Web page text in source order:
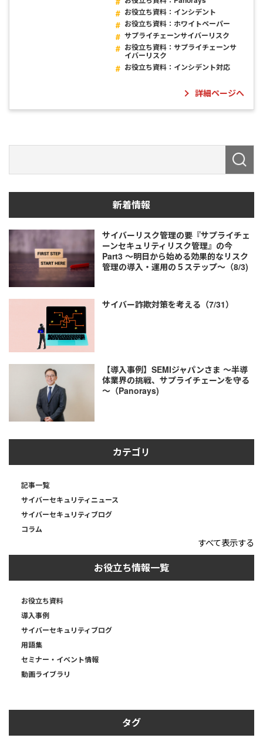
お役立ち資料：インシデント
お役立ち資料：ホワイトペーパー
サプライチェーンサイバーリスク
お役立ち資料：サプライチェーンサ
イバーリスク
お役立ち資料：インシデント対応
詳細ページへ
新着情報
サイバーリスク管理の要『サプライチェ
ーンセキュリティリスク管理』の今
Part3 ～明日から始める効果的なリスク
管理の導入・運用の５ステップ～（8/3)
サイバー詐欺対策を考える（7/31）
【導入事例】SEMIジャパンさま ～半導
体業界の挑戦、サプライチェーンを守る
～（Panorays)
カテゴリ
記事一覧
サイバーセキュリティニュース
サイバーセキュリティブログ
コラム
すべて表示する
お役立ち情報一覧
お役立ち資料
導入事例
サイバーセキュリティブログ
用語集
セミナー・イベント情報
動画ライブラリ
タグ